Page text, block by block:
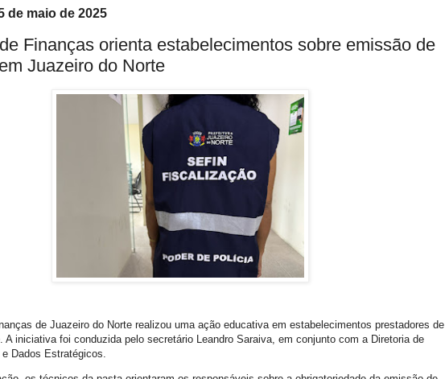
de maio de 2025
Finanças orienta estabelecimentos sobre emissão de
Juazeiro do Norte
de Juazeiro do Norte realizou uma ação educativa em estabelecimentos prestadores de
A iniciativa foi conduzida pelo secretário Leandro Saraiva, em conjunto com a Diretoria de
Dados Estratégicos.